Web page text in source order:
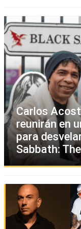
Carlos
reunirán en
para
Sabbath: